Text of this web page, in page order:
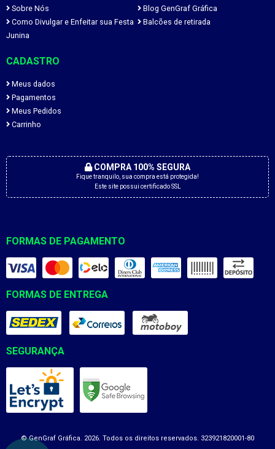
Sobre Nós
Blog GenGraf Gráfica
Como Divulgar e Enfeitar sua Festa
Junina
Balcões de retirada
CADASTRO
Meus dados
Pagamentos
Meus Pedidos
Carrinho
COMPRA 100% SEGURA
Fique tranquilo, sua compra está protegida!
Este site possui certificado SSL
FORMAS DE PAGAMENTO
FORMAS DE ENTREGA
SEGURANÇA
© GenGraf Gráfica. 2026. Todos os direitos reservados. 323921820001-80